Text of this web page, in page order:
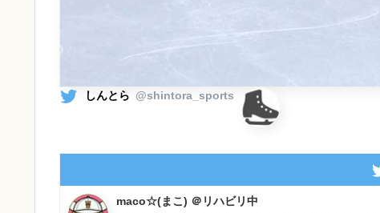
しんとら @shintora_sports
maco☆(まこ) ＠リハビリ中